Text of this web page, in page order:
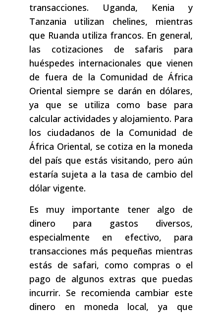
transacciones. Uganda, Kenia y
Tanzania utilizan chelines, mientras
que Ruanda utiliza francos. En general,
las cotizaciones de safaris para
huéspedes internacionales que vienen
de fuera de la Comunidad de África
Oriental siempre se darán en dólares,
ya que se utiliza como base para
calcular actividades y alojamiento. Para
los ciudadanos de la Comunidad de
África Oriental, se cotiza en la moneda
del país que estás visitando, pero aún
estaría sujeta a la tasa de cambio del
dólar vigente.
Es muy importante tener algo de
dinero para gastos diversos,
especialmente en efectivo, para
transacciones más pequeñas mientras
estás de safari, como compras o el
pago de algunos extras que puedas
incurrir. Se recomienda cambiar este
dinero en moneda local, ya que